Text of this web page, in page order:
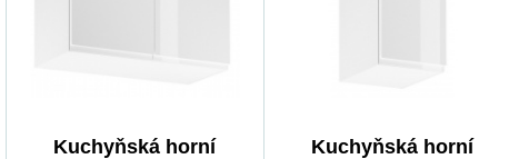
Kuchyňská horní
Kuchyňská horní